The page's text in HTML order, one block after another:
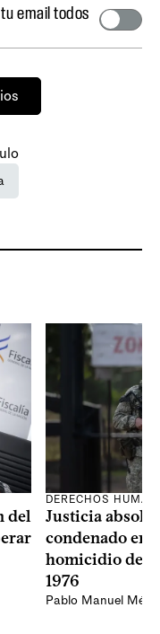
email todos
del
DERECHOS
Justicia
condenado en
homicidio de
1976
Pablo Manuel